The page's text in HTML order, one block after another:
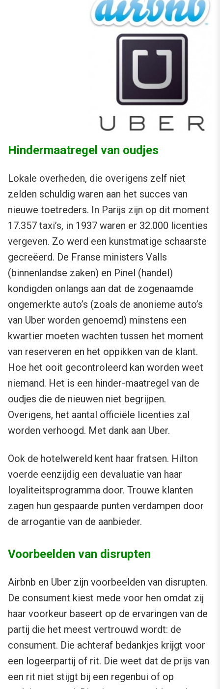
Hindermaatregel van oudjes
Lokale overheden, die overigens zelf niet
zelden schuldig waren aan het succes van
nieuwe toetreders. In Parijs zijn op dit moment
17.357 taxi’s, in 1937 waren er 32.000 licenties
vergeven. Zo werd een kunstmatige schaarste
gecreëerd. De Franse ministers Valls
(binnenlandse zaken) en Pinel (handel)
kondigden onlangs aan dat de zogenaamde
ongemerkte auto’s (zoals de anonieme auto’s
van Uber worden genoemd) minstens een
kwartier moeten wachten tussen het moment
van reserveren en het oppikken van de klant.
Hoe het ooit gecontroleerd kan worden weet
niemand. Het is een hinder-maatregel van de
oudjes die de nieuwen niet begrijpen.
Overigens, het aantal officiële licenties zal
worden verhoogd. Met dank aan Uber.
Ook de hotelwereld kent haar fratsen. Hilton
voerde eenzijdig een devaluatie van haar
loyaliteitsprogramma door. Trouwe klanten
zagen hun gespaarde punten verdampen door
de arrogantie van de aanbieder.
Voorbeelden van disrupten
Airbnb en Uber zijn voorbeelden van disrupten.
De consument kiest mede voor hen omdat zij
haar voorkeur baseert op de ervaringen van de
partij die het meest vertrouwd wordt: de
consument. Die achteraf bedankjes krijgt voor
een logeerpartij of rit. Die weet dat de prijs van
een rit niet stijgt bij een regenbui of op